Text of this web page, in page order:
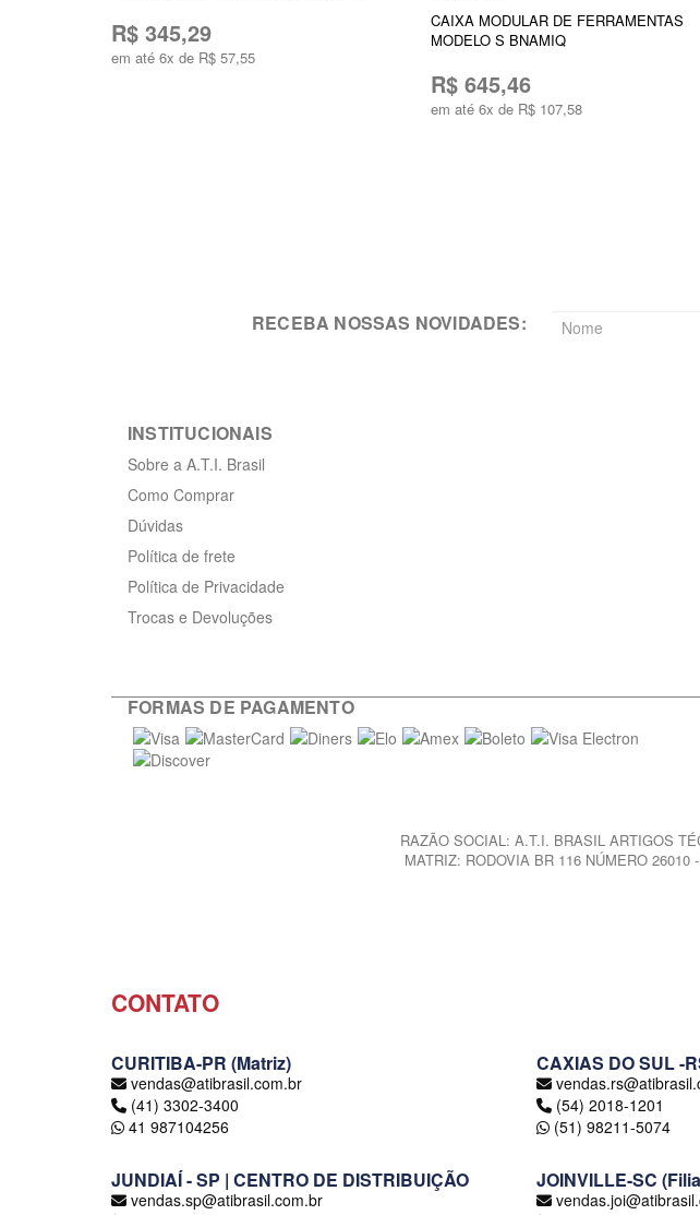
R$ 345,29
em até 6x de R$ 57,55
CAIXA MODULAR DE FERRAMENTAS
MODELO S BNAMIQ
R$ 645,46
em até 6x de R$ 107,58
RECEBA NOSSAS NOVIDADES:
INSTITUCIONAIS
Sobre a A.T.I. Brasil
Como Comprar
Dúvidas
Política de frete
Política de Privacidade
Trocas e Devoluções
FORMAS DE PAGAMENTO
RAZÃO SOCIAL: A.T.I. BRASIL ARTIGOS
MATRIZ: RODOVIA BR 116 NÚMERO
CONTATO
CURITIBA-PR (Matriz)
vendas@atibrasil.com.br
(41) 3302-3400
41 987104256
CAXIAS DO SUL -
(54) 2018-1201
(51) 98211-5074
JUNDIAÍ - SP | CENTRO DE DISTRIBUIÇÃO
vendas.sp@atibrasil.com.br
JOINVILLE-SC